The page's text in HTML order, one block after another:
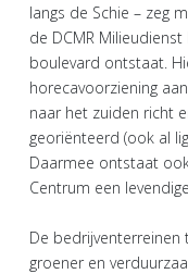
langs de Schie – zeg
de DCMR
boulevard ontstaat.
horecavoorziening
naar het zuiden richt
georiënteerd (ook al
Daarmee ontstaat
Centrum een
De
groener en